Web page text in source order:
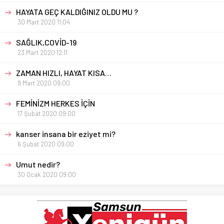
HAYATA GEÇ KALDIĞINIZ OLDU MU ?
30 Mart 2020 11:04
SAĞLIK,COVİD-19
23 Mart 2020 12:11
ZAMAN HIZLI, HAYAT KISA…
9 Mart 2020 09:00
FEMİNİZM HERKES İÇİN
17 Şubat 2020 09:00
kanser insana bir eziyet mi?
6 Şubat 2020 09:00
Umut nedir?
30 Ocak 2020 09:00